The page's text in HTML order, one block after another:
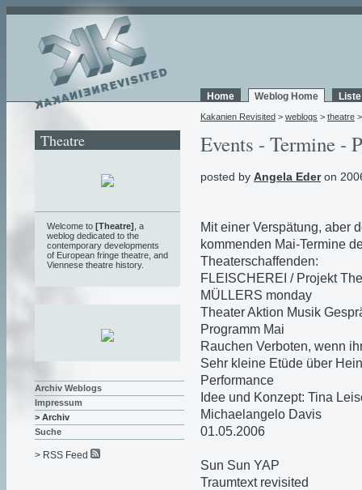
Home Weblog Home
Kakanien Revisited > weblogs > theatre
Events - Termine -
posted by Angela Ederon
Mit einer Verspätung, aber
kommenden Mai-Termine
Theaterschaffenden:
FLEISCHEREI / Projekt
MÜLLERS monday
Theater Aktion Musik
Programm Mai
Rauchen Verboten, wenn
Sehr kleine Etüde über
Performance
Idee und Konzept: Tina
Michaelangelo Davis
01.05.2006
Sun Sun YAP
Traumtext revisited
Theatre
Welcome to [Theatre] , a
weblog dedicated to the
contemporary developments
of European fringe theatre, and
Viennese theatre history.
Archiv Weblogs
Impressum
> Archiv
Suche
> RSS Feed